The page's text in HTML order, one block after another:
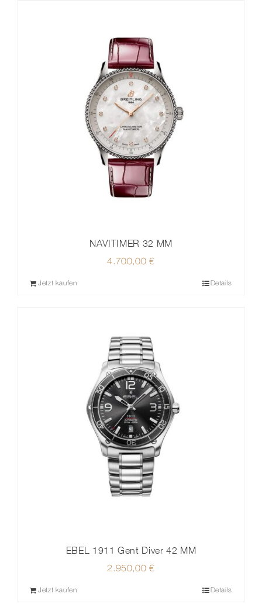
NAVITIMER 32 MM
4.700,00€
Jetzt kaufen Details
EBEL 1911 Gent Diver 42 MM
2.950,00€
Jetzt kaufen Details